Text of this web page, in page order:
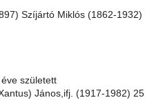
Szíjártó Miklós (1862-1932)
született
János,ifj. (1917-1982)